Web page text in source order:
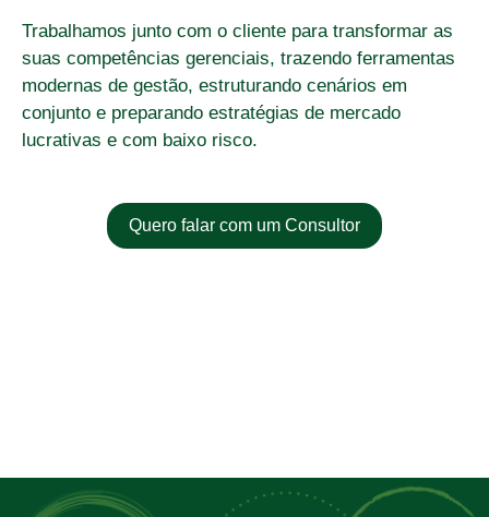
Trabalhamos junto com o cliente para transformar as
suas competências gerenciais, trazendo ferramentas
modernas de gestão, estruturando cenários em
conjunto e preparando estratégias de mercado
lucrativas e com baixo risco.
Quero falar com um Consultor